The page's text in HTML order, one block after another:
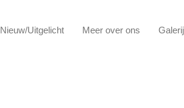
Nieuw/Uitgelicht Meer over ons Galerij